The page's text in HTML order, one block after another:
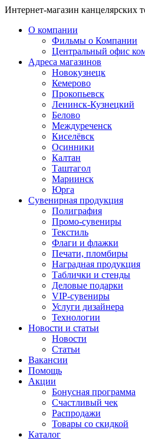
Интернет-магазин канцелярских
О компании
Фильмы о Компании
Центральный офис
Адреса магазинов
Новокузнецк
Кемерово
Прокопьевск
Ленинск-Кузнецкий
Белово
Междуреченск
Киселёвск
Осинники
Калтан
Таштагол
Мариинск
Юрга
Сувенирная продукция
Полиграфия
Промо-сувениры
Текстиль
Флаги и флажки
Печати, пломбиры
Наградная продукция
Таблички и стенды
Деловые подарки
VIP-сувениры
Услуги дизайнера
Технологии
Новости и статьи
Новости
Статьи
Вакансии
Помощь
Акции
Бонусная программа
Счастливый чек
Распродажи
Товары со скидкой
Каталог